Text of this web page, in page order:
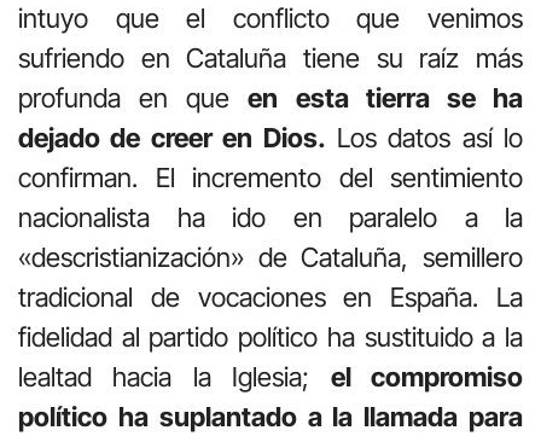
intuyo que el conflicto que venimos
sufriendo en Cataluña tiene su raíz más
profunda en queen esta tierra se ha
dejado de creer en Dios. Los datos así lo
confirman. El incremento del sentimiento
nacionalista ha ido en paralelo a la
«descristianización» de Cataluña, semillero
tradicional de vocaciones en España. La
fidelidad al partido político ha sustituido a la
lealtad hacia la Iglesia; el compromiso
político ha suplantado a la llamada para